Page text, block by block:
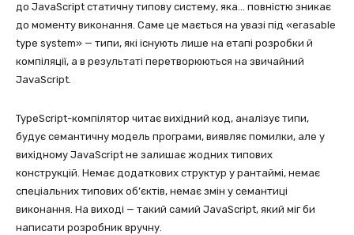
до JavaScript статичну типову систему, яка… повністю зникає
до моменту виконання. Саме це мається на увазі під «erasable
type system» — типи, які існують лише на етапі розробки й
компіляції, а в результаті перетворюються на звичайний
JavaScript.
TypeScript-компілятор читає вихідний код, аналізує типи,
будує семантичну модель програми, виявляє помилки, але у
вихідному JavaScript не залишає жодних типових
конструкцій. Немає додаткових структур у рантаймі, немає
спеціальних типових об’єктів, немає змін у семантиці
виконання. На виході — такий самий JavaScript, який міг би
написати розробник вручну.